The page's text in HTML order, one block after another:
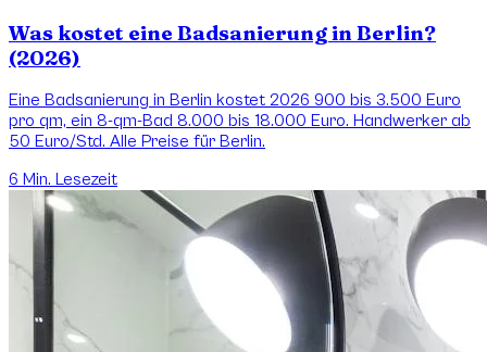
Was kostet eine Badsanierung in Berlin?
(2026)
Eine Badsanierung in Berlin kostet 2026 900 bis 3.500 Euro
pro qm, ein 8-qm-Bad 8.000 bis 18.000 Euro. Handwerker ab
50 Euro/Std. Alle Preise für Berlin.
6 Min. Lesezeit